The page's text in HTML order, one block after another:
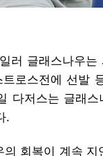
러 글래스나우
로스전에 선발
다저스는 글래
.
의 회복이 계속